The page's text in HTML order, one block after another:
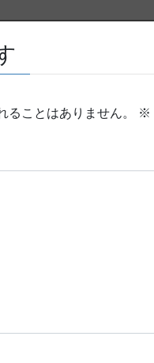
ることはありません。 ※